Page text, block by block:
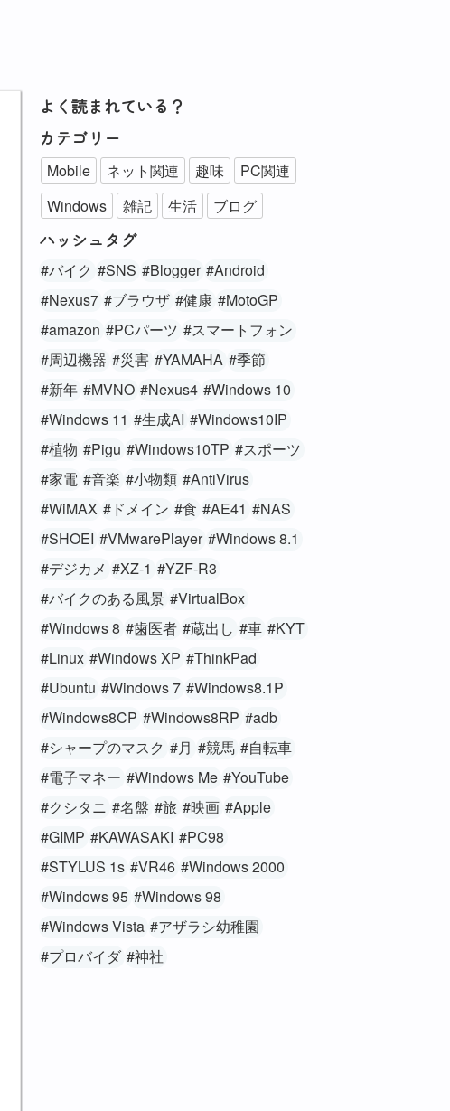
よく読まれている？
カテゴリー
Mobile ネット関連 趣味
PC関連
Windows
雑記 生活 ブログ
ハッシュタグ
#バイク #SNS #Blogger #Android
#Nexus7 #ブラウザ #健康 #MotoGP
#amazon #PCパーツ #スマートフォン
#周辺機器 #災害 #YAMAHA #季節
#新年 #MVNO #Nexus4 #Windows 10
#Windows 11 #生成AI #Windows10IP
#植物 #Pigu #Windows10TP #スポーツ
#家電 #音楽 #小物類 #AntiVirus
#WiMAX #ドメイン #食 #AE41 #NAS
#SHOEI #VMwarePlayer #Windows 8.1
#デジカメ #XZ-1 #YZF-R3
#バイクのある風景 #VirtualBox
#Windows 8 #歯医者 #蔵出し #車 #KYT
#Linux #Windows XP #ThinkPad
#Ubuntu #Windows 7 #Windows8.1P
#Windows8CP #Windows8RP #adb
#シャープのマスク #月 #競馬 #自転車
#電子マネー #Windows Me #YouTube
#クシタニ #名盤 #旅 #映画 #Apple
#GIMP #KAWASAKI #PC98
#STYLUS 1s #VR46 #Windows 2000
#Windows 95 #Windows 98
#Windows Vista #アザラシ幼稚園
#プロバイダ #神社